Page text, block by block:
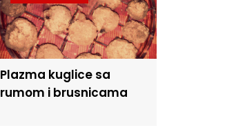
Plazma kuglice sa
rumom i brusnicama